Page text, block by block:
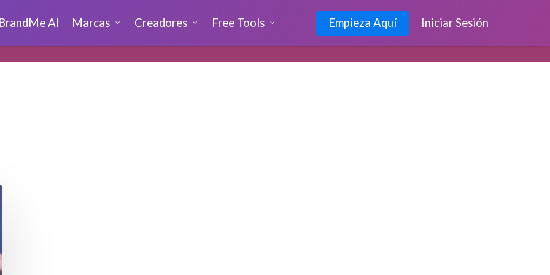
BrandMe AI Marcas Creadores Free Tools Empieza Aquí Iniciar Sesión